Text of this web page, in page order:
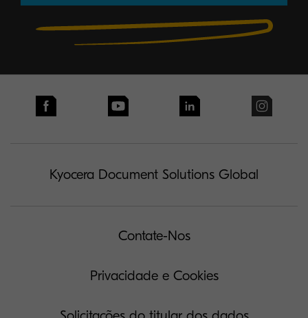
Kyocera Document Solutions Global
Contate-Nos
Privacidade e Cookies